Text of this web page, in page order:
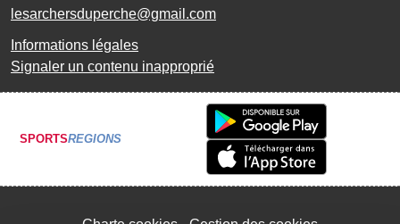
lesarchersduperche@gmail.com
Informations légales
Signaler un contenu inapproprié
SPORTSREGIONS